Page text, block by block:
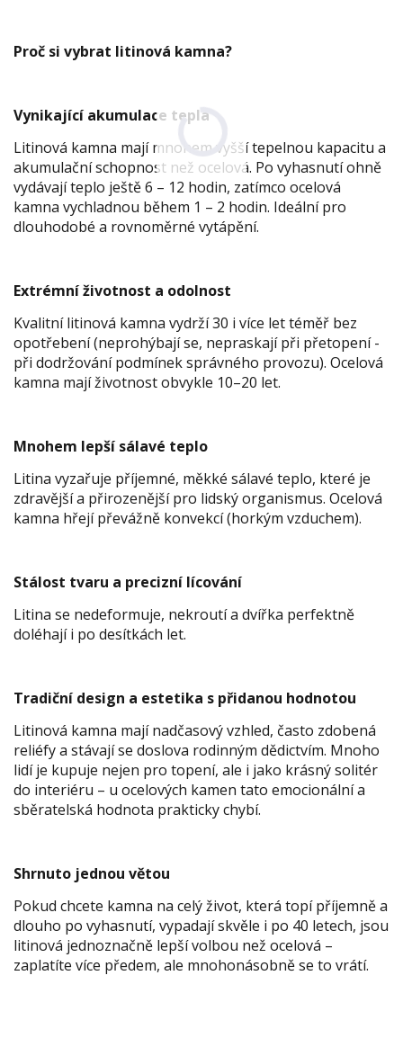
Proč si vybrat litinová kamna?
Vynikající akumulace tepla
Litinová kamna mají mnohem vyšší tepelnou kapacitu a
akumulační schopnost než ocelová. Po vyhasnutí ohně
vydávají teplo ještě 6 – 12 hodin, zatímco ocelová
kamna vychladnou během 1 – 2 hodin. Ideální pro
dlouhodobé a rovnoměrné vytápění.
Extrémní životnost a odolnost
Kvalitní litinová kamna vydrží 30 i více let téměř bez
opotřebení (neprohýbají se, nepraskají při přetopení -
při dodržování podmínek správného provozu). Ocelová
kamna mají životnost obvykle 10–20 let.
Mnohem lepší sálavé teplo
Litina vyzařuje příjemné, měkké sálavé teplo, které je
zdravější a přirozenější pro lidský organismus. Ocelová
kamna hřejí převážně konvekcí (horkým vzduchem).
Stálost tvaru a precizní lícování
Litina se nedeformuje, nekroutí a dvířka perfektně
doléhají i po desítkách let.
Tradiční design a estetika s přidanou hodnotou
Litinová kamna mají nadčasový vzhled, často zdobená
reliéfy a stávají se doslova rodinným dědictvím. Mnoho
lidí je kupuje nejen pro topení, ale i jako krásný solitér
do interiéru – u ocelových kamen tato emocionální a
sběratelská hodnota prakticky chybí.
Shrnuto jednou větou
Pokud chcete kamna na celý život, která topí příjemně a
dlouho po vyhasnutí, vypadají skvěle i po 40 letech, jsou
litinová jednoznačně lepší volbou než ocelová –
zaplatíte více předem, ale mnohonásobně se to vrátí.